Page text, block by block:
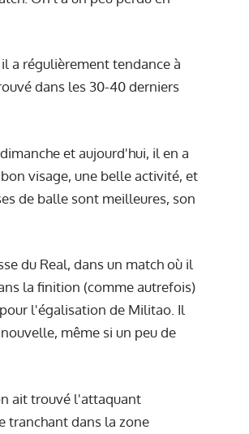
a régulièrement tendance à
dans les 30-40 derniers
et aujourd'hui, il en a
visage, une belle activité, et
de balle sont meilleures, son
du Real, dans un match où il
la finition (comme autrefois)
l'égalisation de Militao. Il
même si un peu de
ait trouvé l'attaquant
tranchant dans la zone